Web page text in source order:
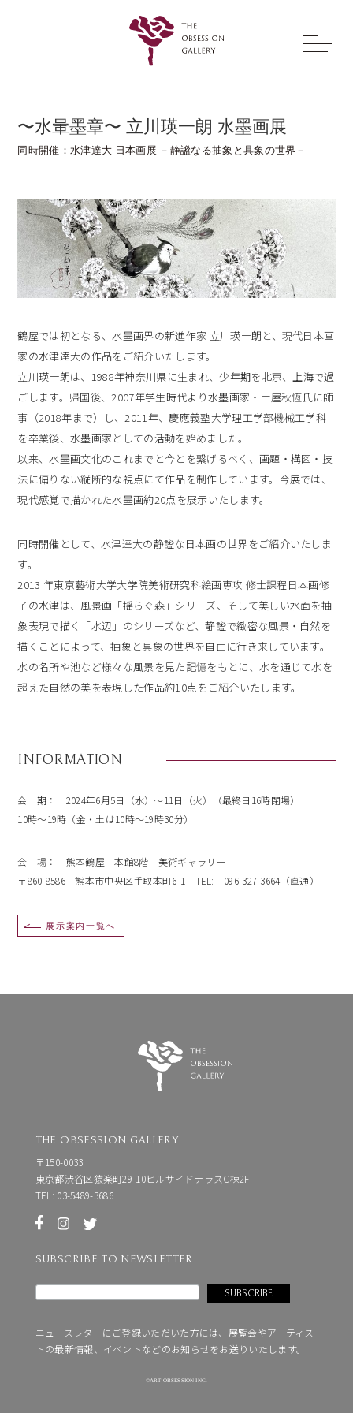
〜水暈墨章〜 立川瑛一朗 水墨画展
同時開催：水津達大 日本画展 －静謐なる抽象と具象の世界－
鶴屋では初となる、水墨画界の新進作家 立川瑛一朗と、現代日本画
家の水津達大の作品をご紹介いたします。
立川瑛一朗は、1988年神奈川県に生まれ、少年期を北京、上海で過
ごします。帰国後、2007年学生時代より水墨画家・土屋秋恆氏に師
事（2018年まで）し、2011年、慶應義塾大学理工学部機械工学科
を卒業後、水墨画家としての活動を始めました。
以来、水墨画文化のこれまでと今とを繋げるべく、画題・構図・技
法に偏りない縦断的な視点にて作品を制作しています。今展では、
現代感覚で描かれた水墨画約20点を展示いたします。
同時開催として、水津達大の静謐な日本画の世界をご紹介いたしま
す。
2013 年東京藝術大学大学院美術研究科絵画専攻 修士課程日本画修
了の水津は、風景画「揺らぐ森」シリーズ、そして美しい水面を抽
象表現で描く「水辺」のシリーズなど、静謐で緻密な風景・自然を
描くことによって、抽象と具象の世界を自由に行き来しています。
水の名所や池など様々な風景を見た記憶をもとに、水を通じて水を
超えた自然の美を表現した作品約10点をご紹介いたします。
INFORMATION
会 期： 2024年6月5日（水）～11日（火）（最終日16時閉場）
10時～19時（金・土は10時～19時30分）
会 場： 熊本鶴屋 本館8階 美術ギャラリー
〒860-8586 熊本市中央区手取本町6-1 TEL: 096-327-3664（直通）
展示案内一覧へ
THE OBSESSION GALLERY
〒150-0033
東京都渋谷区猿楽町29-10ヒルサイドテラスC棟2F
TEL: 03-5489-3686
SUBSCRIBE TO NEWSLETTER
ニュースレターにご登録いただいた⽅には、展覧会やアーティス
トの最新情報、イベントなどのお知らせをお送りいたします。
©ART OBSESSION INC.